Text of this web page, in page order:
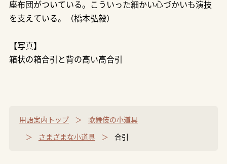
座布団がついている。こういった細かい心づかいも演技
を支えている。（橋本弘毅）
【写真】
箱状の箱合引と背の高い高合引
用語案内トップ 歌舞伎の小道具
さまざまな小道具 合引